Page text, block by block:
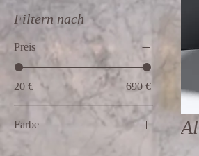
Filtern nach
Preis
20 € 690 €
Farbe